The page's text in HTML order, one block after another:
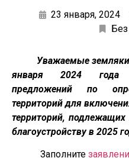
23 января, 2024
Уважаемые
января 2024 года
предложений по
территорий для
территорий,
благоустройству в 2025
Заполните